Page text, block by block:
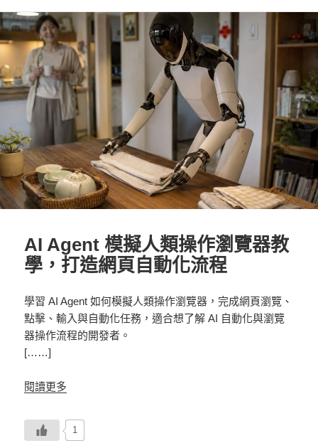
AI Agent 模擬人類操作瀏覽器教
學，打造網頁自動化流程
學習 AI Agent 如何模擬人類操作瀏覽器，完成網頁瀏覽、
點擊、輸入與自動化任務，適合想了解 AI 自動化與瀏覽
器操作流程的開發者。
[……]
閱讀更多
1